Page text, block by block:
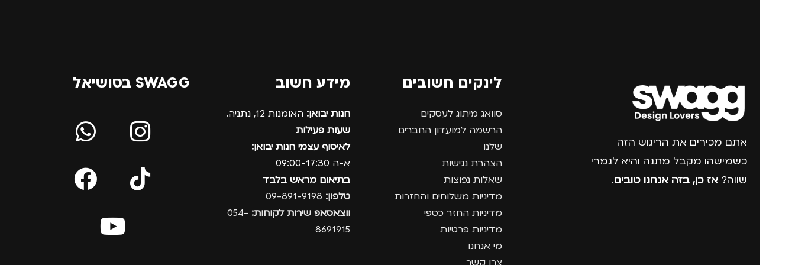
אתם מכירים את הריגוש הזה
כשמישהו מקבל מתנה והיא לגמרי
שווה? אז כן, בזה אנחנו טובים.
לינקים חשובים
סוואג מיתוג לעסקים
הרשמה למועדון החברים
שלנו
הצהרת נגישות
שאלות נפוצות
מדיניות משלוחים והחזרות
מדיניות החזר כספי
מדיניות פרטיות
מי אנחנו
מידע חשוב
חנות יבואן: האומנות 12, נתניה.
שעות פעילות
לאיסוף עצמי חנות יבואן:
א-ה 09:00-17:30
בתיאום מראש בלבד
טלפון:
ווצאסאפ שירות לקוחות: 054-
8691915
SWAGG בסושיאל